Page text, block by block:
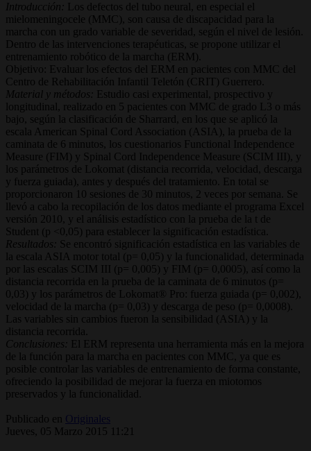
Introducción:
Los defectos del tubo neural, en especial el
mielomeningocele (MMC), son causa de discapacidad para la
marcha con un grado variable de severidad, según el nivel de lesión.
Dentro de las intervenciones terapéuticas, se propone utilizar el
entrenamiento robótico de la marcha (ERM).
Objetivo: Evaluar los efectos del ERM en pacientes con MMC del
Centro de Rehabilitación Infantil Teletón (CRIT) Guerrero.
Material y métodos:
Estudio casi experimental, prospectivo y
longitudinal, realizado en 5 pacientes con MMC de grado L3 o más
bajo, según la clasificación de Sharrard, en los que se aplicó la
escala American Spinal Cord Association (ASIA), la prueba de la
caminata de 6 minutos, los cuestionarios Functional Independence
Measure (FIM) y Spinal Cord Independence Measure (SCIM III), y
los parámetros de Lokomat (distancia recorrida, velocidad, descarga
y fuerza guiada), antes y después del tratamiento. En total se
proporcionaron 10 sesiones de 30 minutos, 2 veces por semana. Se
llevó a cabo la recopilación de los datos mediante el programa Excel
versión 2010, y el análisis estadístico con la prueba de la t de
Student (p <0,05) para establecer la significación estadística.
Resultados:
Se encontró significación estadística en las variables de
la escala ASIA motor total (p= 0,05) y la funcionalidad, determinada
por las escalas SCIM III (p= 0,005) y FIM (p= 0,0005), así como la
distancia recorrida en la prueba de la caminata de 6 minutos (p=
0,03) y los parámetros de Lokomat® Pro: fuerza guiada (p= 0,002),
velocidad de la marcha (p= 0,03) y descarga de peso (p= 0,0008).
Las variables sin cambios fueron la sensibilidad (ASIA) y la
distancia recorrida.
Conclusiones:
El ERM representa una herramienta más en la mejora
de la función para la marcha en pacientes con MMC, ya que es
posible controlar las variables de entrenamiento de forma constante,
ofreciendo la posibilidad de mejorar la fuerza en miotomos
preservados y la funcionalidad.
Publicado en
Originales
Jueves, 05 Marzo 2015 11:21